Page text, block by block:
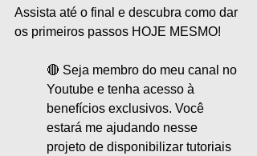
Assista até o final e descubra como dar
os primeiros passos HOJE MESMO!
🔴 Seja membro do meu canal no
Youtube e tenha acesso à
benefícios exclusivos. Você
estará me ajudando nesse
projeto de disponibilizar tutoriais